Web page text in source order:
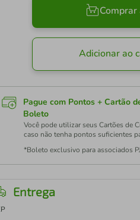
Comprar
Adicionar ao
Pague com Pontos + Cartão
Boleto
Você pode utilizar seus Cartões de
caso não tenha pontos suficientes
*Boleto exclusivo para associados PJ
Entrega